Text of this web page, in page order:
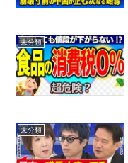
未分類
未分類